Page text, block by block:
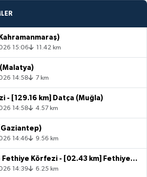
15:06 11.42 km
14:58 7 km
- [129.16 km] Datça (Muğla)
14:58 4.57 km
14:46 9.56 km
Akdeniz - Fethiye Körfezi - [02.43 km] Fethiye (Muğla)
14:39 6.25 km